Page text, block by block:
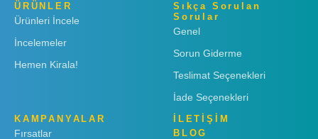
ÜRÜNLER
Ürünleri İncele
İncelemeler
Hemen Kirala!
Sıkça Sorulan
Sorular
Genel
Sorun Giderme
Teslimat Seçenekleri
İade Seçenekleri
KAMPANYALAR
Fırsatlar
İLETİŞİM
BLOG